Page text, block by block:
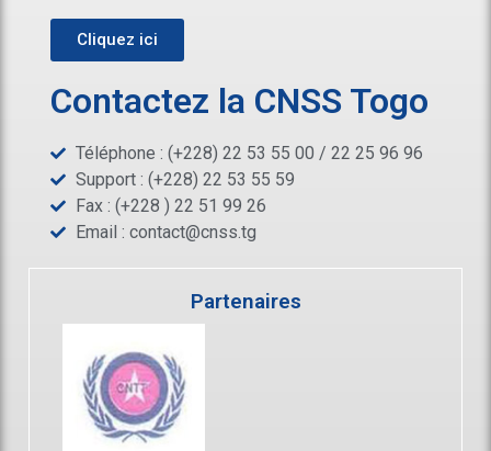
Cliquez ici
Contactez la CNSS Togo
Téléphone : (+228) 22 53 55 00 / 22 25 96 96
Support : (+228) 22 53 55 59
Fax : (+228 ) 22 51 99 26
Email : contact@cnss.tg
Partenaires